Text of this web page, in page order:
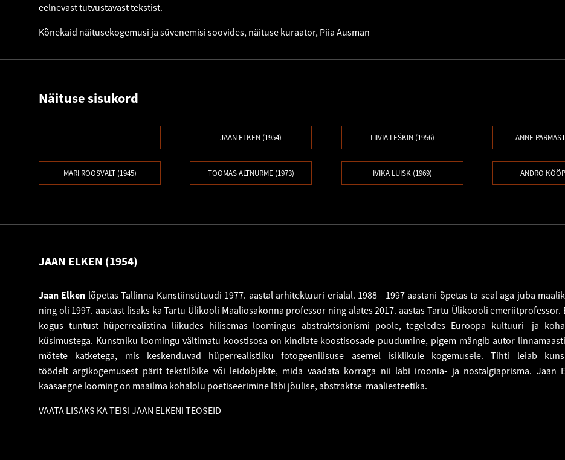
eelnevast tutvustavast tekstist.
Kõnekaid näitusekogemusi ja süvenemisi soovides, näituse kuraator, Piia Ausman
Näituse sisukord
- JAAN ELKEN (1954) LIIVIA LEŠKIN (1956) ANNE
MARI ROOSVALT (1945) TOOMAS ALTNURME (1973) IVIKA LUISK (1969) ANDRO
JAAN ELKEN (1954)
Jaan Elken lõpetas Tallinna Kunstiinstituudi 1977. aastal arhitektuuri erialal. 1988 - 1997 aastani õpetas ta seal aga juba
ning oli 1997. aastast lisaks ka Tartu Ülikooli Maaliosakonna professor ning alates 2017. aastas Tartu Ülikoooli emeriitprofessor.
kogus tuntust hüperrealistina liikudes hilisemas loomingus abstraktsionismi poole, tegeledes Euroopa kultuuri- ja
küsimustega. Kunstniku loomingu vältimatu koostisosa on kindlate koostisosade puudumine, pigem mängib autor
mõtete katketega, mis keskenduvad hüperrealistliku fotogeenilisuse asemel isiklikule kogemusele. Tihti leiab
töödelt argikogemusest pärit tekstilõike või leidobjekte, mida vaadata korraga nii läbi iroonia- ja nostalgiaprisma. Jaan
kaasaegne looming on maailma kohalolu poetiseerimine läbi jõulise, abstraktse maaliesteetika.
VAATA LISAKS KA TEISI JAAN ELKENI TEOSEID